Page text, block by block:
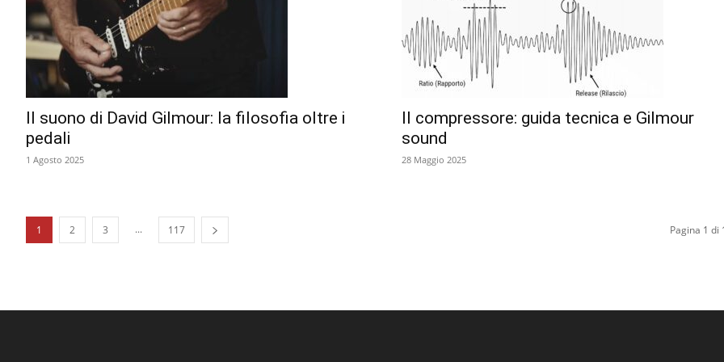
Il suono di David Gilmour: la filosofia oltre i
pedali
1 Agosto 2025
Il compressore: guida tecnica e Gilmour
sound
28 Maggio 2025
1 2 3 ... 117 Pagina 1 di